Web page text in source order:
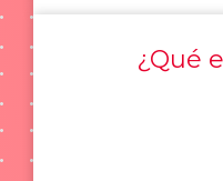
¿Qué